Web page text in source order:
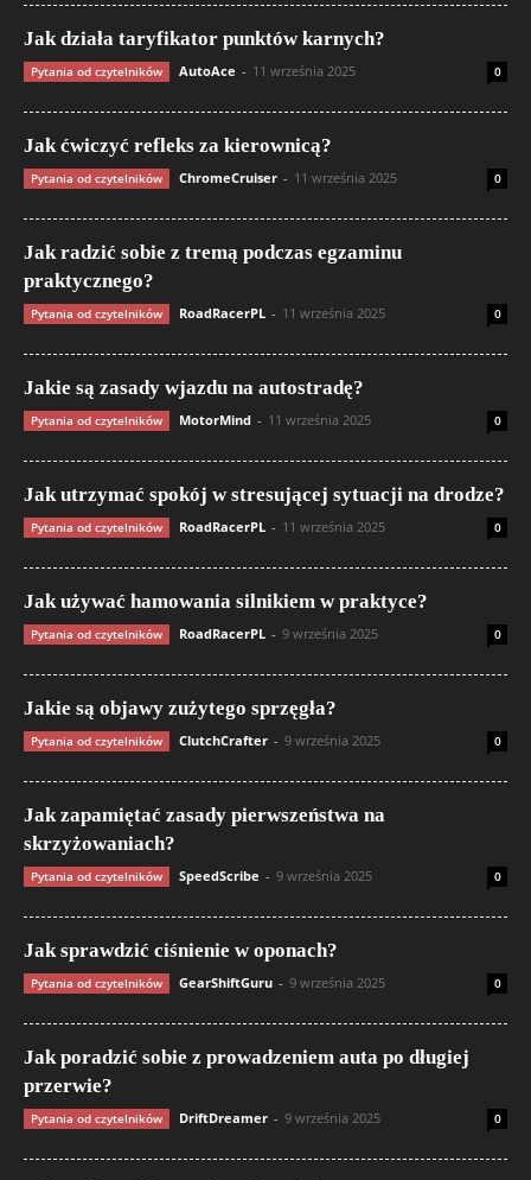
Jak działa taryfikator punktów karnych?
Pytania od czytelników AutoAce - 11 września 2025 0
Jak ćwiczyć refleks za kierownicą?
Pytania od czytelników ChromeCruiser - 11 września 2025 0
Jak radzić sobie z tremą podczas egzaminu
praktycznego?
Pytania od czytelników RoadRacerPL - 11 września 2025 0
Jakie są zasady wjazdu na autostradę?
Pytania od czytelników MotorMind - 11 września 2025 0
Jak utrzymać spokój w stresującej sytuacji na drodze?
Pytania od czytelników RoadRacerPL - 11 września 2025 0
Jak używać hamowania silnikiem w praktyce?
Pytania od czytelników RoadRacerPL - 9 września 2025 0
Jakie są objawy zużytego sprzęgła?
Pytania od czytelników ClutchCrafter - 9 września 2025 0
Jak zapamiętać zasady pierwszeństwa na
skrzyżowaniach?
Pytania od czytelników SpeedScribe - 9 września 2025 0
Jak sprawdzić ciśnienie w oponach?
Pytania od czytelników GearShiftGuru - 9 września 2025 0
Jak poradzić sobie z prowadzeniem auta po długiej
przerwie?
Pytania od czytelników DriftDreamer - 9 września 2025 0